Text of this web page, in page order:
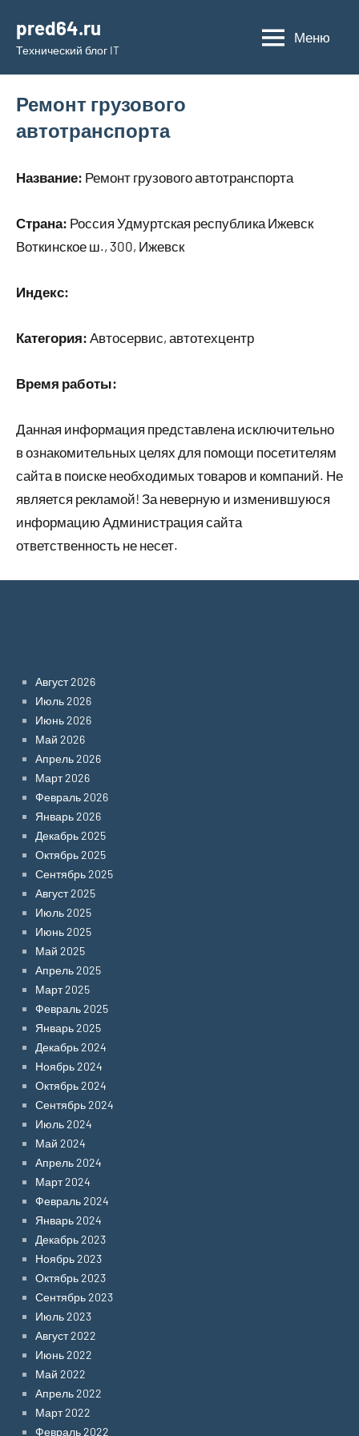
содержимому
pred64.ru
Технический блог IT
Меню
Ремонт грузового
автотранспорта
Название: Ремонт грузового автотранспорта
Страна: Россия Удмуртская республика Ижевск
Воткинское ш., 300, Ижевск
Индекс:
Категория: Автосервис, автотехцентр
Время работы:
Данная информация представлена исключительно
в ознакомительных целях для помощи посетителям
сайта в поиске необходимых товаров и компаний. Не
является рекламой! За неверную и изменившуюся
информацию Администрация сайта
ответственность не несет.
Август 2026
Июль 2026
Июнь 2026
Май 2026
Апрель 2026
Март 2026
Февраль 2026
Январь 2026
Декабрь 2025
Октябрь 2025
Сентябрь 2025
Август 2025
Июль 2025
Июнь 2025
Май 2025
Апрель 2025
Март 2025
Февраль 2025
Январь 2025
Декабрь 2024
Ноябрь 2024
Октябрь 2024
Сентябрь 2024
Июль 2024
Май 2024
Апрель 2024
Март 2024
Февраль 2024
Январь 2024
Декабрь 2023
Ноябрь 2023
Октябрь 2023
Сентябрь 2023
Июль 2023
Август 2022
Июнь 2022
Май 2022
Апрель 2022
Март 2022
Февраль 2022